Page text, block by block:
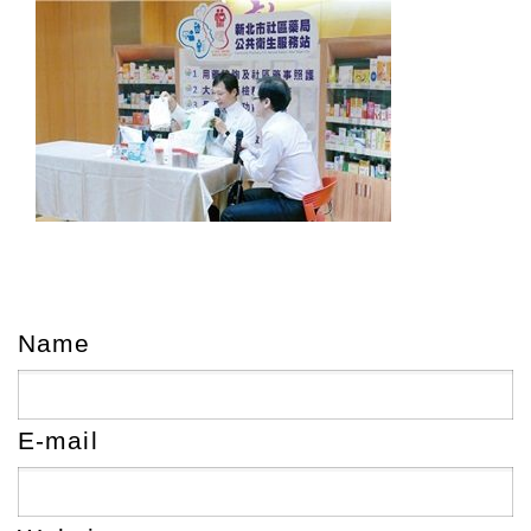
Name
E-mail